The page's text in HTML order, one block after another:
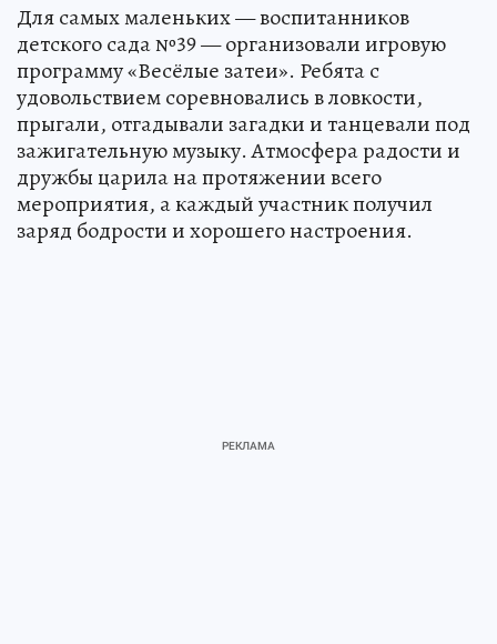
Для самых маленьких — воспитанников
детского сада №39 — организовали игровую
программу «Весёлые затеи». Ребята с
удовольствием соревновались в ловкости,
прыгали, отгадывали загадки и танцевали под
зажигательную музыку. Атмосфера радости и
дружбы царила на протяжении всего
мероприятия, а каждый участник получил
заряд бодрости и хорошего настроения.